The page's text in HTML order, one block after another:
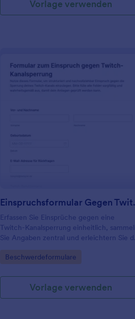
Vorlage verwenden
Erfassen Sie Einsprüche gegen eine
Twitch-Kanalsperrung einheitlich,
Sie Angaben zentral und erleichtern Sie
einer anpassbaren Formularvorlage von
Go to Category:
Beschwerdeformulare
Vorlage verwenden